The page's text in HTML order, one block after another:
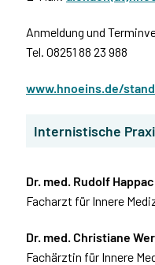
Anmeldung und
Tel. 08251 88 23 988
www.hnoeins.de/
Internistische
Dr. med. Rudolf
Facharzt für Innere
Dr. med. Christiane
Fachärztin für Innere